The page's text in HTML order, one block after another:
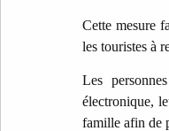
Cette mesure
les touristes à
Les
électronique,
famille afin de